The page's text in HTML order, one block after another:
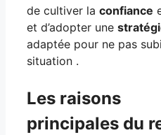
de cultiver la confiance
et d’adopter une
adaptée pour ne pas
situation .
Les raisons
principales du